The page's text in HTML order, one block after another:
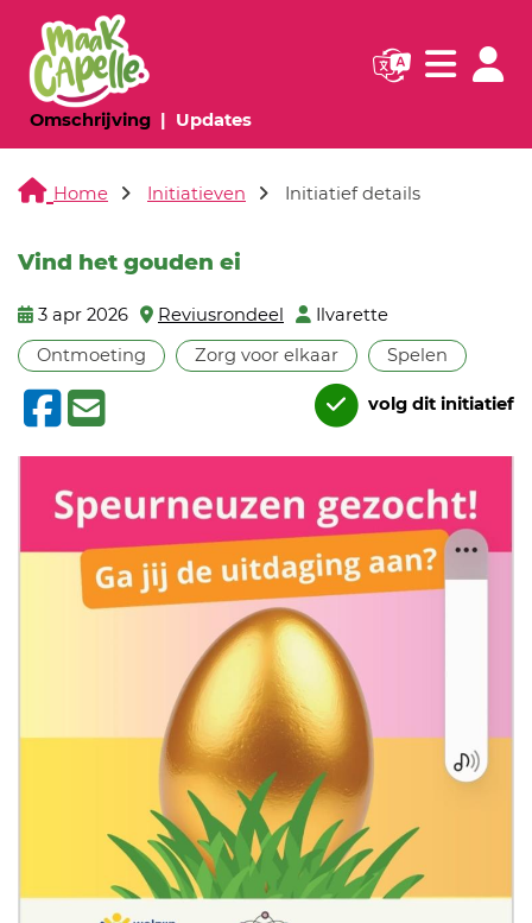
Omschrijving(huidige pagina)
Updates(huidige pagina)
Navigatie
Home Initiatieven Initiatief details
Vind het gouden ei
3 apr 2026 Reviusrondeel
Ilvarette
Ontmoeting
Zorg voor elkaar Spelen
volg dit initiatief